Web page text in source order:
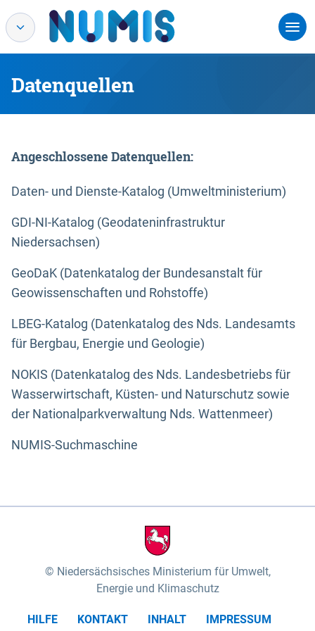
Datenquellen
Angeschlossene Datenquellen:
Daten- und Dienste-Katalog (Umweltministerium)
GDI-NI-Katalog (Geodateninfrastruktur
Niedersachsen)
GeoDaK (Datenkatalog der Bundesanstalt für
Geowissenschaften und Rohstoffe)
LBEG-Katalog (Datenkatalog des Nds. Landesamts
für Bergbau, Energie und Geologie)
NOKIS (Datenkatalog des Nds. Landesbetriebs für
Wasserwirtschaft, Küsten- und Naturschutz sowie
der Nationalparkverwaltung Nds. Wattenmeer)
NUMIS-Suchmaschine
Niedersächsisches Ministerium für Umwelt,
Energie und Klimaschutz
HILFE KONTAKT INHALT
IMPRESSUM